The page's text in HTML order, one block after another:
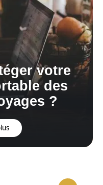
votre
des
?